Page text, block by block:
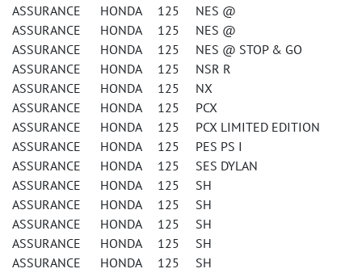
ASSURANCE HONDA 125 NES @
ASSURANCE HONDA 125 NES @
ASSURANCE HONDA 125 NES @ STOP & GO
ASSURANCE HONDA 125 NSR R
ASSURANCE HONDA 125 NX
ASSURANCE HONDA 125 PCX
ASSURANCE HONDA 125 PCX LIMITED EDITION
ASSURANCE HONDA 125 PES PS I
ASSURANCE HONDA 125 SES DYLAN
ASSURANCE HONDA 125 SH
ASSURANCE HONDA 125 SH
ASSURANCE HONDA 125 SH
ASSURANCE HONDA 125 SH
ASSURANCE HONDA 125 SH